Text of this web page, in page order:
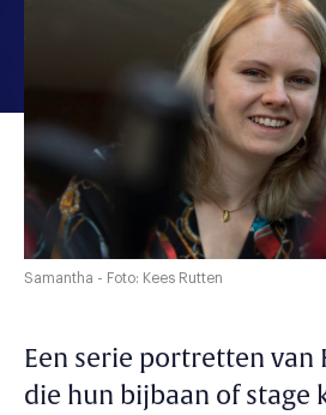
Samantha - Foto: Kees Rutten
Een serie portretten van
die hun bijbaan of stage